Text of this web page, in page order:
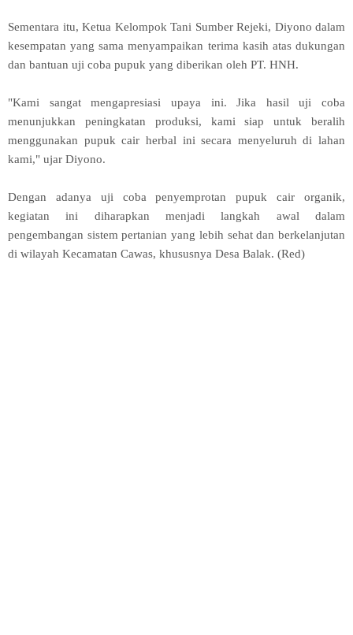
Sementara itu, Ketua Kelompok Tani Sumber Rejeki, Diyono dalam
kesempatan yang sama menyampaikan terima kasih atas dukungan
dan bantuan uji coba pupuk yang diberikan oleh PT. HNH.
"Kami sangat mengapresiasi upaya ini. Jika hasil uji coba
menunjukkan peningkatan produksi, kami siap untuk beralih
menggunakan pupuk cair herbal ini secara menyeluruh di lahan
kami," ujar Diyono.
Dengan adanya uji coba penyemprotan pupuk cair organik,
kegiatan ini diharapkan menjadi langkah awal dalam
pengembangan sistem pertanian yang lebih sehat dan berkelanjutan
di wilayah Kecamatan Cawas, khususnya Desa Balak. (Red)